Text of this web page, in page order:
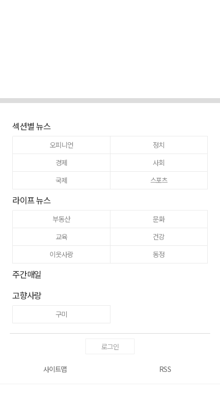
섹션별 뉴스
오피니언
정치
경제
사회
국제
스포츠
라이프 뉴스
부동산
문화
교육
건강
이웃사랑
동정
주간매일
고향사랑
구미
로그인
사이트맵 RSS